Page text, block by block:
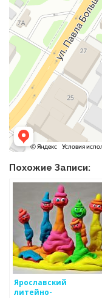
Похожие Записи:
Ярославский
литейно-